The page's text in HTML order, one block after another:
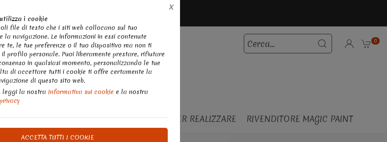
i cookie
file di testo che i siti web collocano sul tuo
la navigazione. Le informazioni in essi contenute
te, le tue preferenze o il tuo dispositivo ma non ti
profilo personale. Puoi liberamente prestare, rifiutare
in qualsiasi momento, personalizzando le tue
di accettare tutti i cookie ti offre certamente la
di questo sito web.
leggi la nostra Informativa sui cookie e la nostra
ACCETTA TUTTI I COOKIE
X
Whatsapp 3358248895
0
EVENTI RECENSIONI INFO KIT PER REALIZZARE RIVENDITORE MAGIC PAINT